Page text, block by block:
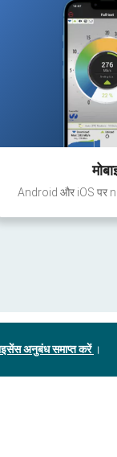
Android और iOS पर
अनुबंध समाप्त करें ।